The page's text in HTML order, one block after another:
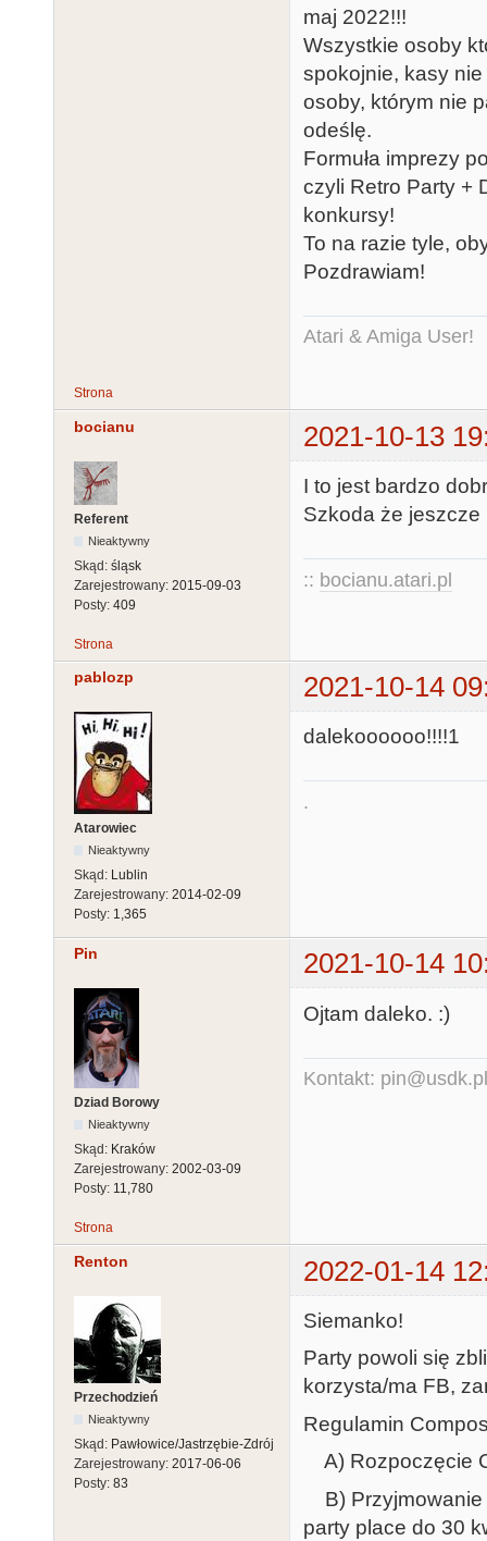
maj 2022!!!
Wszystkie osoby
spokojnie, kasy nie
osoby, którym nie
odeślę.
Formuła imprezy
czyli Retro Party +
konkursy!
To na razie tyle,
Pozdrawiam!
Atari & Amiga User!
Strona
bocianu 2021-10-13
Referent
Nieaktywny
Skąd: śląsk
Zarejestrowany: 2015-09-03
Posty: 409
I to jest bardzo
Szkoda że jeszcze
:: bocianu.atari.pl
Strona
pablozp 2021-10-14
Atarowiec
Nieaktywny
Skąd: Lublin
Zarejestrowany: 2014-02-09
Posty: 1,365
dalekoooooo!!!!1
.
Pin 2021-10-14
Dziad Borowy
Nieaktywny
Skąd: Kraków
Zarejestrowany: 2002-03-09
Posty: 11,780
Ojtam daleko. :)
Kontakt: pin@usdk.pl
Strona
Renton 2022-01-14
Przechodzień
Nieaktywny
Skąd: Pawłowice/Jastrzębie-Zdrój
Zarejestrowany: 2017-06-06
Posty: 83
Siemanko!
Party powoli się
korzysta/ma FB,
Regulamin
A) Rozpoczęcie
B) Przyjmowanie
party place do 30